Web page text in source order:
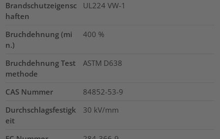
Brandschutzeigensc
haften
UL224 VW-1
Bruchdehnung (mi
n.)
400 %
Bruchdehnung Test
methode
ASTM D638
CAS Nummer
84852-53-9
Durchschlagsfestigk
eit
30 kV/mm